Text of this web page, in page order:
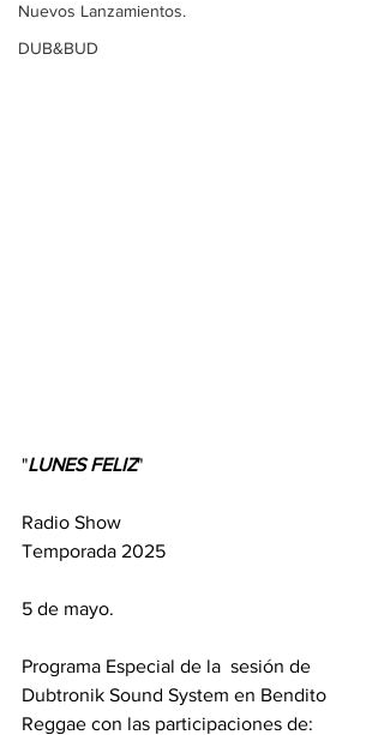
Nuevos Lanzamientos.
DUB&BUD
"LUNES FELIZ"
Radio Show
Temporada 2025
5 de mayo.
Programa Especial de la  sesión de
Dubtronik Sound System en Bendito
Reggae con las participaciones de: